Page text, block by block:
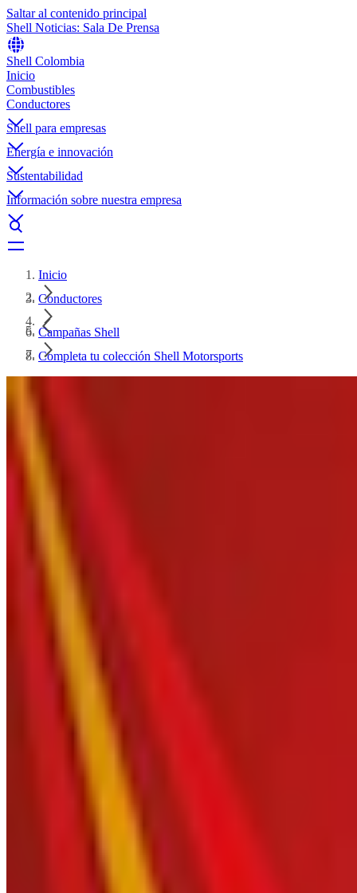
Saltar al contenido principal
Shell Noticias: Sala De Prensa
Shell Colombia
Inicio
Combustibles
Conductores
Shell para empresas
Energía e innovación
Sustentabilidad
Información sobre nuestra empresa
Inicio
Conductores
Campañas Shell
Completa tu colección Shell Motorsports